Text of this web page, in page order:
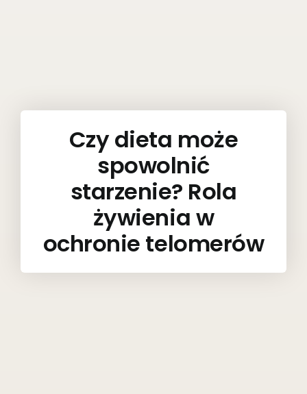
Czy dieta może
spowolnić
starzenie? Rola
żywienia w
ochronie telomerów